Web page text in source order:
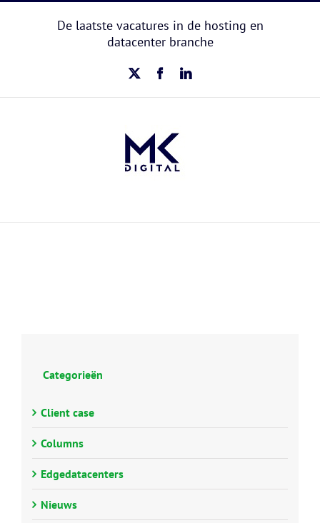
De laatste vacatures in de hosting en
datacenter branche
X FacebookLinkedIn
Categorieën
Client case
Columns
Edgedatacenters
Nieuws